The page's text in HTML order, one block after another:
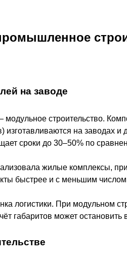
на заводе
строительство.
на заводах и
сроки до 30–50% по
жилые комплексы,
быстрее и с меньшим числом
логистики. При модульном
габаритов может остановить